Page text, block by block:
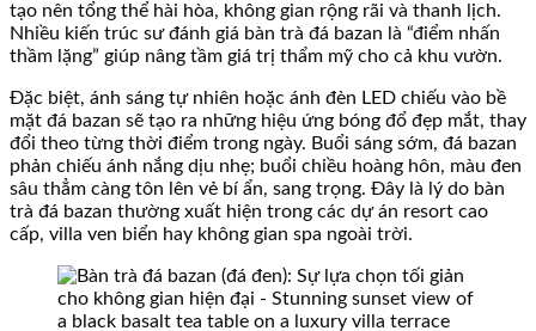
tạo nên tổng thể hài hòa, không gian rộng rãi và thanh lịch.
Nhiều kiến trúc sư đánh giá bàn trà đá bazan là “điểm nhấn
thầm lặng” giúp nâng tầm giá trị thẩm mỹ cho cả khu vườn.
Đặc biệt, ánh sáng tự nhiên hoặc ánh đèn LED chiếu vào bề
mặt đá bazan sẽ tạo ra những hiệu ứng bóng đổ đẹp mắt, thay
đổi theo từng thời điểm trong ngày. Buổi sáng sớm, đá bazan
phản chiếu ánh nắng dịu nhẹ; buổi chiều hoàng hôn, màu đen
sâu thẳm càng tôn lên vẻ bí ẩn, sang trọng. Đây là lý do bàn
trà đá bazan thường xuất hiện trong các dự án resort cao
cấp, villa ven biển hay không gian spa ngoài trời.